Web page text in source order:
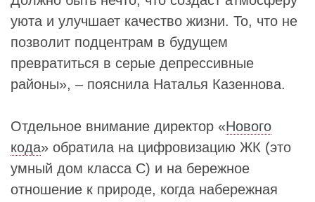
уюта и улучшает качество жизни. То, что не
позволит подцентрам в будущем
превратиться в серые депрессивные
районы», – пояснила Наталья Казеннова.
Отдельное внимание директор «Нового
кода» обратила на цифровизацию ЖК (это
умный дом класса С) и на бережное
отношение к природе, когда набережная